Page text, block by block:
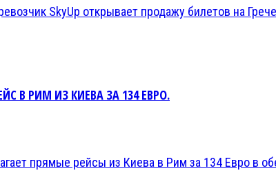
SkyUp открывает продажу билетов на
В РИМ ИЗ КИЕВА ЗА 134 ЕВРО.
прямые рейсы из Киева в Рим за 134 Евро в